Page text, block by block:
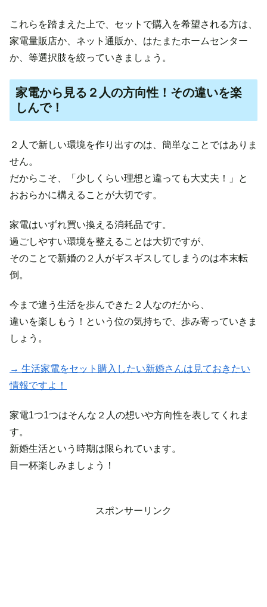
これらを踏まえた上で、セットで購入を希望される方は、
家電量販店か、ネット通販か、はたまたホームセンター
か、等選択肢を絞っていきましょう。
家電から見る２人の方向性！その違いを楽
しんで！
２人で新しい環境を作り出すのは、簡単なことではありま
せん。
だからこそ、「少しくらい理想と違っても大丈夫！」と
おおらかに構えることが大切です。
家電はいずれ買い換える消耗品です。
過ごしやすい環境を整えることは大切ですが、
そのことで新婚の２人がギスギスしてしまうのは本末転
倒。
今まで違う生活を歩んできた２人なのだから、
違いを楽しもう！という位の気持ちで、歩み寄っていきま
しょう。
→ 生活家電をセット購入したい新婚さんは見ておきたい
情報ですよ！
家電1つ1つはそんな２人の想いや方向性を表してくれま
す。
新婚生活という時期は限られています。
目一杯楽しみましょう！
スポンサーリンク